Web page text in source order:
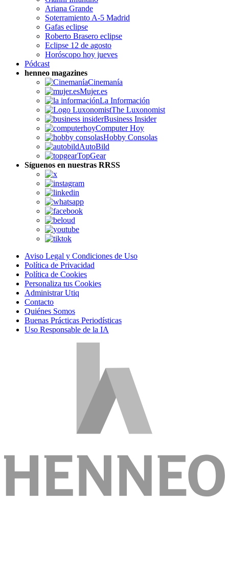
Ariana Grande
Soterramiento A-5 Madrid
Gafas eclipse
Roberto Brasero eclipse
Eclipse 12 de agosto
Horóscopo hoy jueves
Pódcast
henneo magazines
Cinemanía
Mujer.es
La Información
The Luxonomist
Business Insider
Computer Hoy
Hobby Consolas
AutoBild
TopGear
Síguenos en nuestras RRSS
Aviso Legal y Condiciones de Uso
Política de Privacidad
Política de Cookies
Personaliza tus Cookies
Administrar Utiq
Contacto
Quiénes Somos
Buenas Prácticas Periodísticas
Uso Responsable de la IA